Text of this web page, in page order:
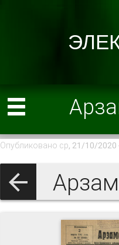
Опубликовано ср, 21/10/2020